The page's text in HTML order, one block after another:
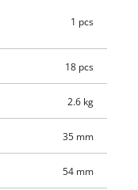
1 pcs
18 pcs
2.6 kg
35 mm
54 mm